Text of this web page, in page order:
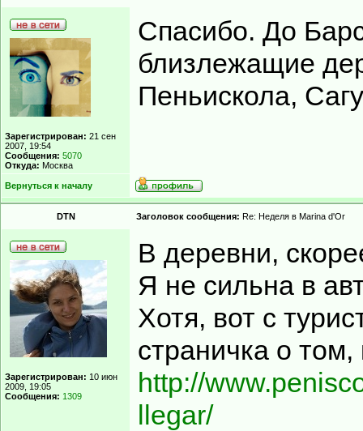
Зарегистрирован: 21 сен
2007, 19:54
Сообщения: 5070
Откуда: Москва
Спасибо. До
близлежащие
Пеньискола,
Вернуться к началу
DTN Заголовок сообщения: Re: Неделя в Marina d'Or
Зарегистрирован: 10 июн
2009, 19:05
Сообщения: 1309
В деревни,
Я не сильна в
Хотя, вот с
страничка о том,
http://
llegar/